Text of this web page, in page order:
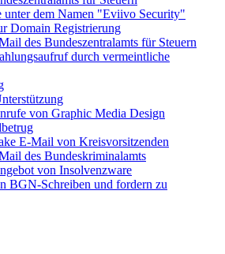
unter dem Namen "Eviivo Security"
Domain Registrierung
des Bundeszentralamts für Steuern
durch vermeintliche
von Graphic Media Design
E-Mail von Kreisvorsitzenden
des Bundeskriminalamts
von Insolvenzware
BGN-Schreiben und fordern zu